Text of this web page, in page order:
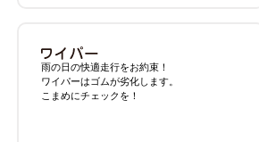
雨の日の快適走行をお約束！
ワイパーはゴムが劣化します。
こまめにチェックを！